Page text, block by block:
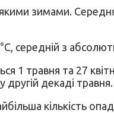
зимами.
середній з
1 травня та 27
другій декаді травня.
кількість